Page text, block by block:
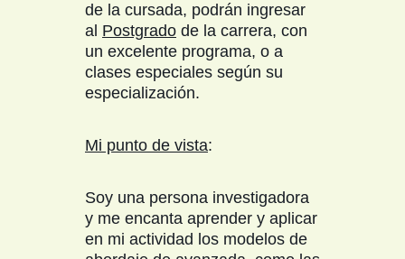
de la cursada, podrán ingresar
al Postgrado de la carrera, con
un excelente programa, o a
clases especiales según su
especialización.
Mi punto de vista:
Soy una persona investigadora
y me encanta aprender y aplicar
en mi actividad los modelos de